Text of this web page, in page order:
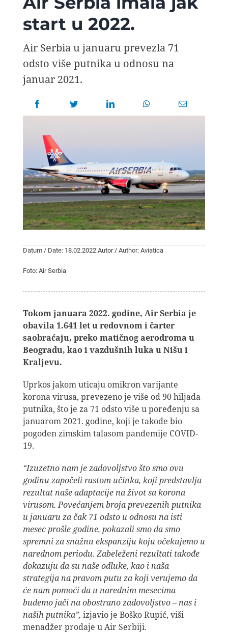
AVIOPEDIA
SPECIJAL
FOTO PRIČA
Search
for:
start u 2022.
Air Serbia u januaru prevezla 71
odsto više putnika u odnosu na
januar 2021.
Datum / Date: 18.02.2022.Autor / Author: Aviatica
Foto: Air Serbia
Tokom januara 2022. godine, Air Serbia je
obavila 1.641 let u redovnom i čarter
saobraćaju, preko matičnog aerodroma u
Beogradu, kao i vazdušnih luka u Nišu i
Kraljevu.
Uprkos jakom uticaju omikron varijante
korona virusa, prevezeno je više od 90 hiljada
putnika, što je za 71 odsto više u poređenju sa
januarom 2021. godine, koji je takođe bio
pogođen zimskim talasom pandemije COVID-
19.
“Izuzetno nam je zadovoljstvo što smo ovu
godinu započeli rastom učinka, koji predstavlja
rezultat naše adaptacije na život sa korona
virusom. Povećanjem broja prevezenih putnika
u januaru za čak 71 odsto u odnosu na isti
mesec prošle godine, pokazali smo da smo
spremni za snažnu ekspanziju koju očekujemo u
narednom periodu. Zabeleženi rezultati takođe
dokazuju da su naše odluke, kao i naša
strategija na pravom putu za koji verujemo da
će nam pomoći da u narednim mesecima
budemo jači na obostrano zadovoljstvo – nas i
naših putnika”, izjavio je Boško Rupić, viši
menadžer prodaje u Air Serbiji.